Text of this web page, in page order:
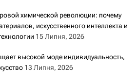
химической революции: почему
искусственного интеллекта и
15 Липня, 2026
высокой моде индивидуальность,
13 Липня, 2026